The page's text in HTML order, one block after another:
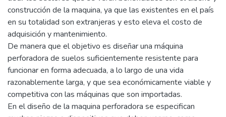
construcción de la maquina, ya que las existentes en el país
en su totalidad son extranjeras y esto eleva el costo de
adquisición y mantenimiento.
De manera que el objetivo es diseñar una máquina
perforadora de suelos suficientemente resistente para
funcionar en forma adecuada, a lo largo de una vida
razonablemente larga, y que sea económicamente viable y
competitiva con las máquinas que son importadas.
En el diseño de la maquina perforadora se especifican